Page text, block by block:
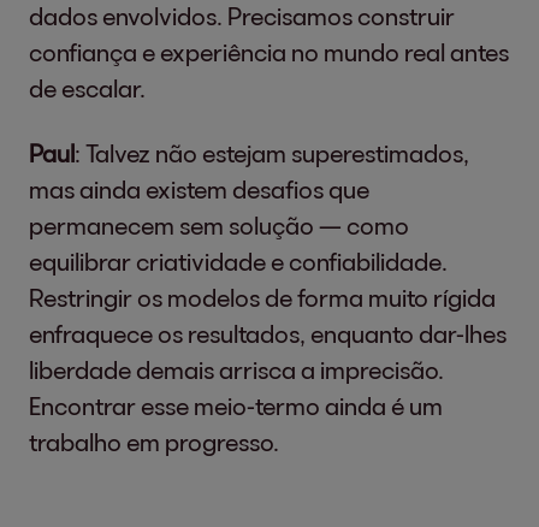
dados envolvidos. Precisamos construir
confiança e experiência no mundo real antes
de escalar.
Paul: Talvez não estejam superestimados,
mas ainda existem desafios que
permanecem sem solução — como
equilibrar criatividade e confiabilidade.
Restringir os modelos de forma muito rígida
enfraquece os resultados, enquanto dar-lhes
liberdade demais arrisca a imprecisão.
Encontrar esse meio-termo ainda é um
trabalho em progresso.